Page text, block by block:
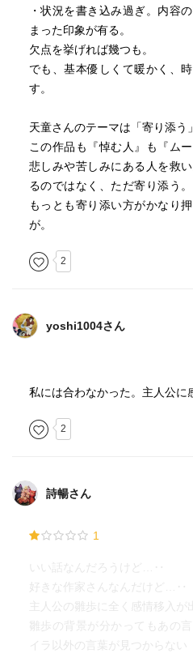
・状況を書き込み過ぎ。内容
まった印象が有る。
欠点を挙げれば幾つも。
でも、基本優しくて暖かく、
す。
天童さんのテーマは「寄り添う
この作品も『悼む人』も『ム
悲しみや苦しみにある人を救
るのではなく、ただ寄り添う
もっとも寄り添い方がかなり
が。
2
yoshi1004さん
私には合わなかった。主人公に
2
詩暢さん
1
いい話なんだろうけど…‥
好きな作家さんなんだけど…‥
主人公の雛歩に全く感情移入が
雛歩の背景が分かってもあの
イラ以外の言葉が見つからない